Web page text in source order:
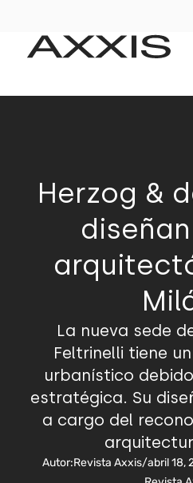
Herzog &
La nueva sede
Feltrinelli tiene
urbanístico
estratégica. Su
a cargo del
Autor:Revista Axxis/abril 18,